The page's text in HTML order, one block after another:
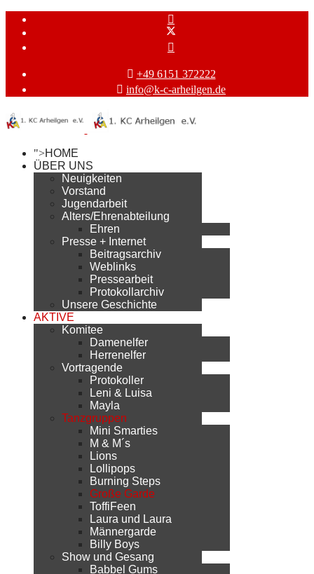
+49 6151 372222
info@k-c-arheilgen.de
">HOME
ÜBER UNS
Neuigkeiten
Vorstand
Jugendarbeit
Alters/Ehrenabteilung
Ehren
Presse + Internet
Beitragsarchiv
Weblinks
Pressearbeit
Protokollarchiv
Unsere Geschichte
AKTIVE
Komitee
Damenelfer
Herrenelfer
Vortragende
Protokoller
Leni & Luisa
Mayla
Tanzgruppen
Mini Smarties
M & M´s
Lions
Lollipops
Burning Steps
Große Garde
ToffiFeen
Laura und Laura
Männergarde
Billy Boys
Show und Gesang
Babbel Gums